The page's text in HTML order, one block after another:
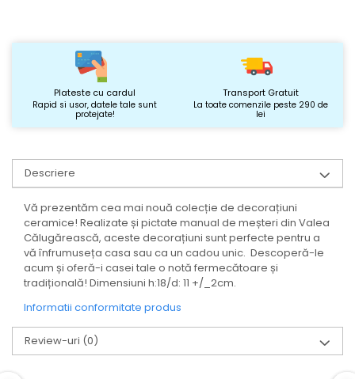
Plateste cu cardul
Rapid si usor, datele tale sunt
protejate!
Transport Gratuit
La toate comenzile peste 290 de
lei
Descriere
Vă prezentăm cea mai nouă colecție de decorațiuni
ceramice! Realizate și pictate manual de meșteri din Valea
Călugărească, aceste decorațiuni sunt perfecte pentru a
vă înfrumuseța casa sau ca un cadou unic. Descoperă-le
acum și oferă-i casei tale o notă fermecătoare și
tradițională! Dimensiuni h:18/d: 11 +/_2cm.
Informatii conformitate produs
Review-uri (0)